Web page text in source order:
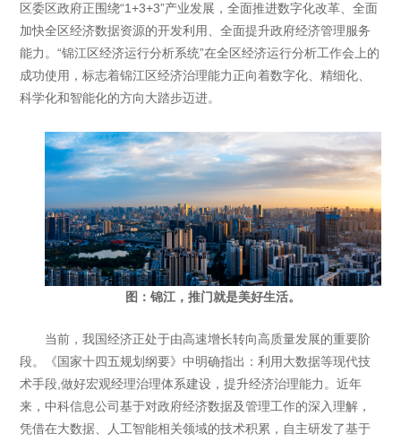
区委区政府正围绕“1+3+3”产业发展，全面推进数字化改革、全面
加快全区经济数据资源的开发利用、全面提升政府经济管理服务
能力。“锦江区经济运行分析系统”在全区经济运行分析工作会上的
成功使用，标志着锦江区经济治理能力正向着数字化、精细化、
科学化和智能化的方向大踏步迈进。
图：锦江，推门就是美好生活。
当前，我国经济正处于由高速增长转向高质量发展的重要阶
段。《国家十四五规划纲要》中明确指出：利用大数据等现代技
术手段,做好宏观经理治理体系建设，提升经济治理能力。近年
来，中科信息公司基于对政府经济数据及管理工作的深入理解，
凭借在大数据、人工智能相关领域的技术积累，自主研发了基于